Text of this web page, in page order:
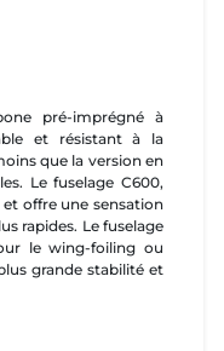
pré-imprégné à
et résistant à la
que la version en
Le fuselage C600,
offre une sensation
rapides. Le fuselage
le wing-foiling ou
grande stabilité et